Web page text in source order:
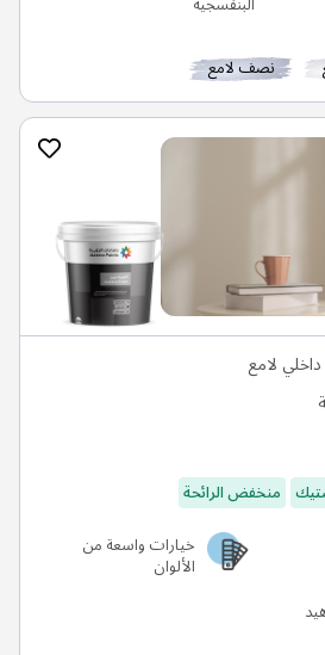
نصف لامع
لامع
منخفض الرائحة
خيارات واسعة من
الألوان